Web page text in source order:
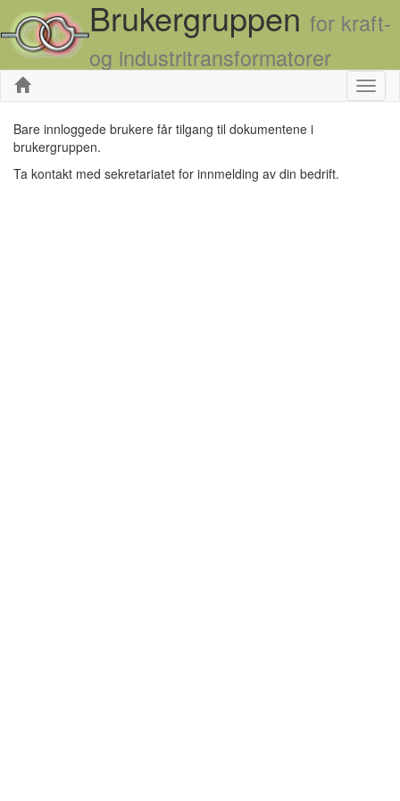
Brukergruppen for kraft-
og industritransformatorer
Skjul
Bare innloggede brukere får tilgang til dokumentene i
brukergruppen.
Ta kontakt med sekretariatet for innmelding av din bedrift.